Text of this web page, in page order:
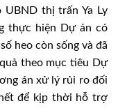
UBND thị trấn Ya Ly
thực hiện Dự án có
heo còn sống và đã
theo mục tiêu Dự
án xử lý rủi ro đối
để kịp thời hỗ trợ